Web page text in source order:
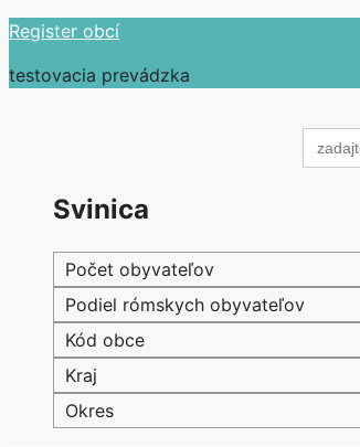
Preskočiť
obsah
Register obcí
testovacia prevádzka
Search
for:
Svinica
Počet obyvateľov
Podiel rómskych obyvateľov
Kód obce
Kraj
Okres